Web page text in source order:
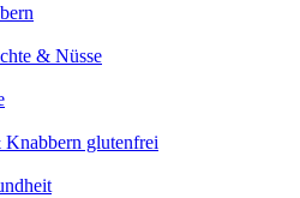
& Nüsse
Knabbern glutenfrei